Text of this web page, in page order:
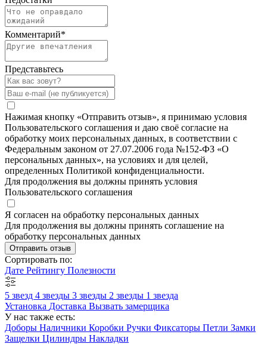
Комментарий*
Представьтесь
Нажимая кнопку «Отправить отзыв», я принимаю условия
Пользовательского соглашения и даю своё согласие на
обработку моих персональных данных, в соответствии с
Федеральным законом от 27.07.2006 года №152-ФЗ «О
персональных данных», на условиях и для целей,
определенных Политикой конфиденциальности.
Для продолжения вы должны принять условия
Пользовательского соглашения
Я согласен на обработку персональных данных
Для продолжения вы должны принять соглашение на
обработку персональных данных
Отправить отзыв
Сортировать по:
Дате Рейтингу Полезности
5 звезд 4 звезды 3 звезды 2 звезды 1 звезда
Установка Доставка Вызвать замерщика
У нас также есть:
Доборы Наличники Коробки Ручки Фиксаторы Петли Замки
Защелки Цилиндры Накладки